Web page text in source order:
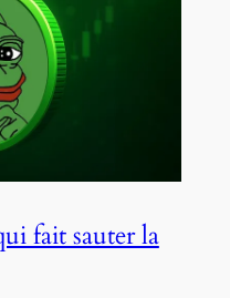
fait sauter la